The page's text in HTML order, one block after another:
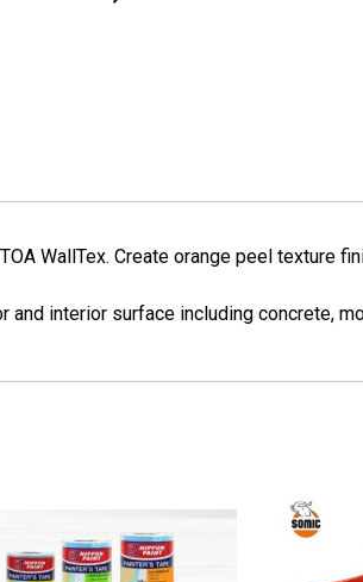
WallTex. Create orange peel texture
interior surface including concrete,